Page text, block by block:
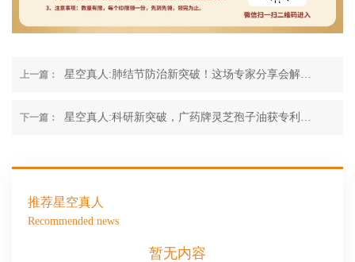
上一篇： 星空真人:肺结节防治新突破！这场专家分享会解锁
灵芝孢子油硬核科研证据
下一篇： 星空真人:科研新突破，广药牌灵芝孢子油获专利，
推荐星空真人
Recommended news
暂无内容